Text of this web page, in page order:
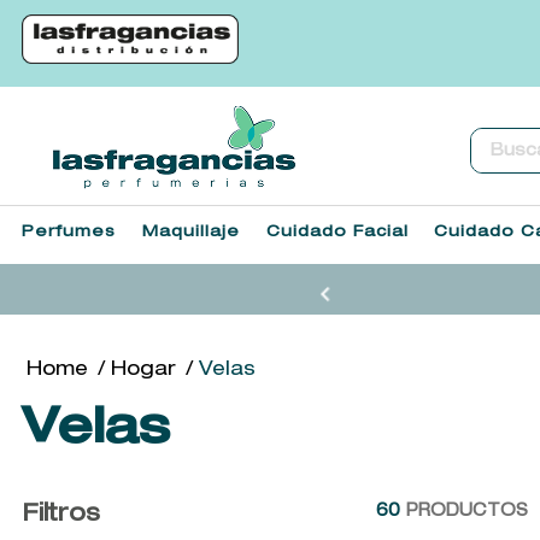
Perfumes Maquillaje Cuidado Facial Cuidado
Hogar Velas
Velas
Filtros 60 PRODUCTOS